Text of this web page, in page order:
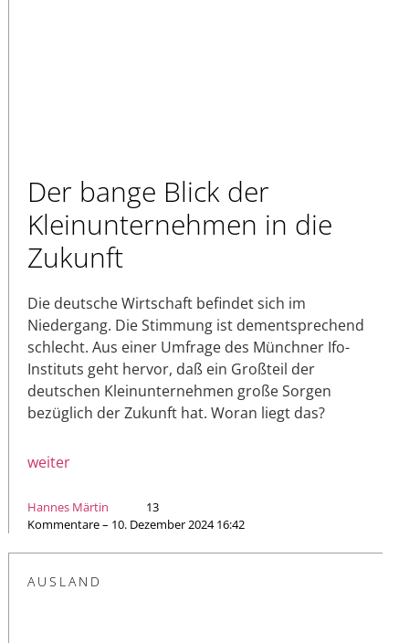
Der bange Blick der
Kleinunternehmen in die
Zukunft
Die deutsche Wirtschaft befindet sich im
Niedergang. Die Stimmung ist dementsprechend
schlecht. Aus einer Umfrage des Münchner Ifo-
Instituts geht hervor, daß ein Großteil der
deutschen Kleinunternehmen große Sorgen
bezüglich der Zukunft hat. Woran liegt das?
weiter
Hannes Märtin
13
Kommentare – 10. Dezember 2024 16:42
AUSLAND